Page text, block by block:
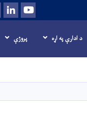
Youtube
د ادارې په اړه پروژې